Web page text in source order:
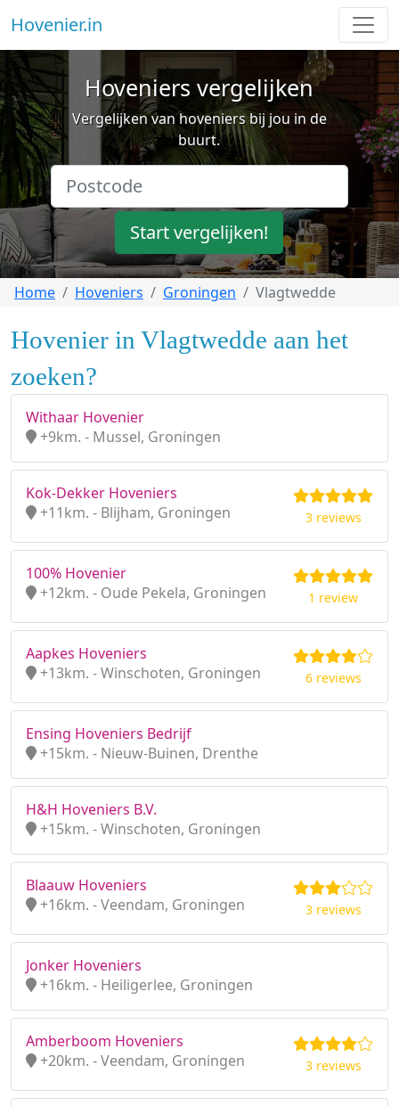
Hovenier.in
Hoveniers vergelijken
Vergelijken van hoveniers bij jou in de
buurt.
Start vergelijken!
Home Hoveniers Groningen Vlagtwedde
Hovenier in Vlagtwedde aan het
zoeken?
Withaar Hovenier
+9km. - Mussel, Groningen
Kok-Dekker Hoveniers
+11km. - Blijham, Groningen
3 reviews
100% Hovenier
+12km. - Oude Pekela, Groningen
1 review
Aapkes Hoveniers
+13km. - Winschoten, Groningen
6 reviews
Ensing Hoveniers Bedrijf
+15km. - Nieuw-Buinen, Drenthe
H&H Hoveniers B.V.
+15km. - Winschoten, Groningen
Blaauw Hoveniers
+16km. - Veendam, Groningen
3 reviews
Jonker Hoveniers
+16km. - Heiligerlee, Groningen
Amberboom Hoveniers
+20km. - Veendam, Groningen
3 reviews